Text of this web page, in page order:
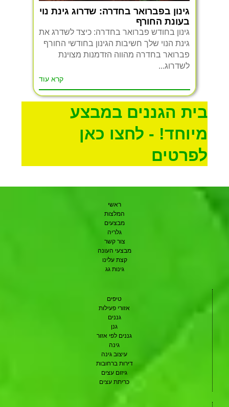
בית הגננים במבצע
מיוחד! - לחצו כאן
לפרטים
גינון בפברואר בחדרה: שדרוג גינת נוי
בעונת החורף
גינון בחודש פברואר בחדרה: כיצד לשדרג את
גינת הנוי שלך חשיבות הגינון בחודשי החורף
פברואר בחדרה מהווה הזדמנות מצוינת
לשדרוג...
קרא עוד
ראשי
המלצות
מבצעים
גלריה
צור קשר
מבצעי העונה
קצת עלינו
גינות גג
טיפים
אזורי פעילות
גננים
גנן
גננים לפי אזור
גינה
עיצוב גינה
דירות ברחובות
גיזום עצים
כריתת עצים